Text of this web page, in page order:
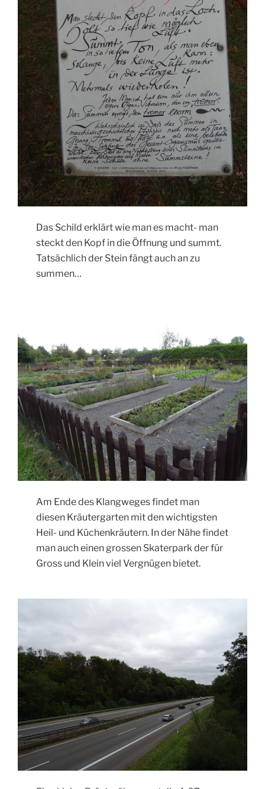
Das Schild erklärt wie man es macht- man
steckt den Kopf in die Öffnung und summt.
Tatsächlich der Stein fängt auch an zu
summen…
Am Ende des Klangweges findet man
diesen Kräutergarten mit den wichtigsten
Heil- und Küchenkräutern. In der Nähe findet
man auch einen grossen Skaterpark der für
Gross und Klein viel Vergnügen bietet.